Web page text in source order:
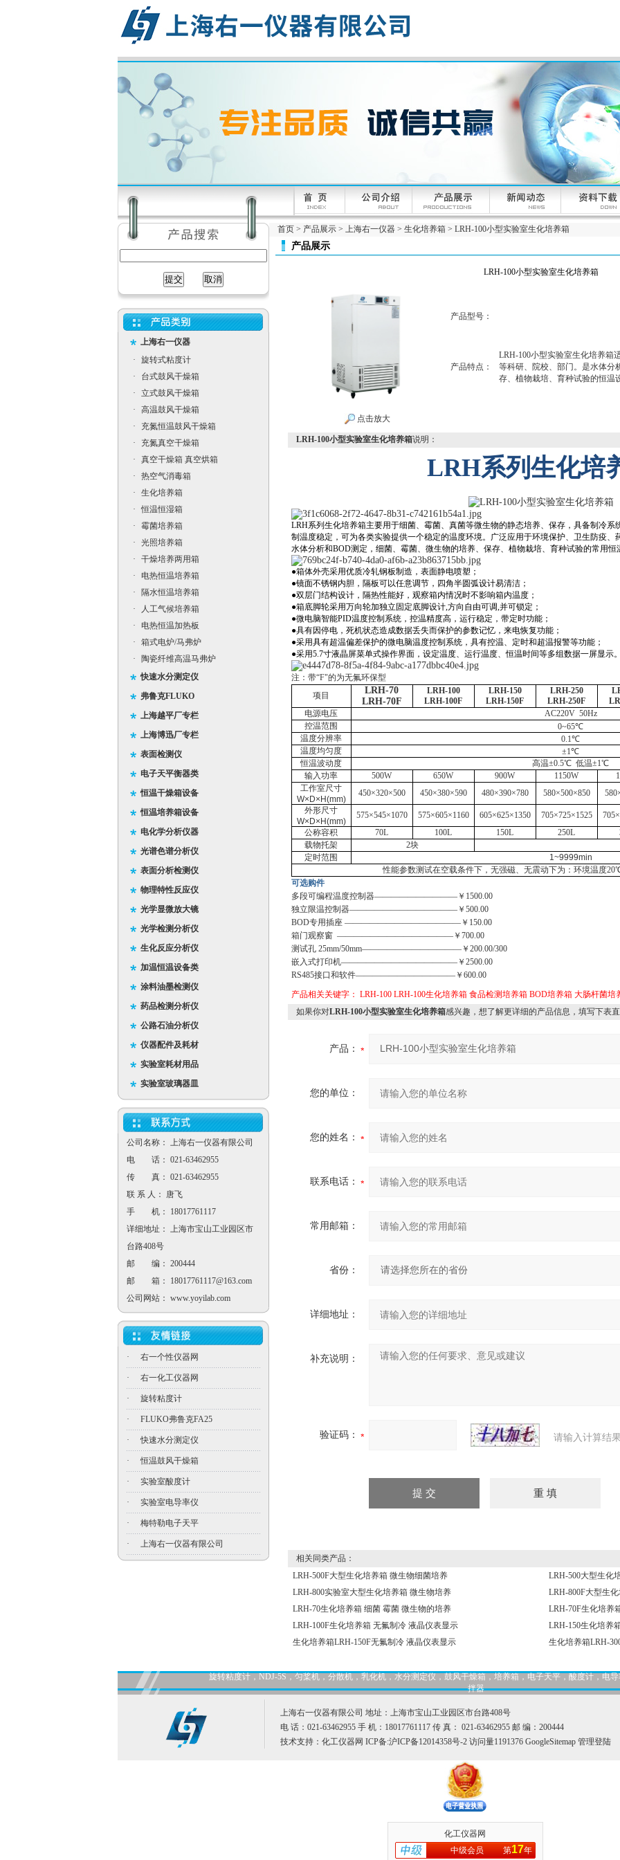
上海右一仪器
·
旋转式粘度计
·
台式鼓风干燥箱
·
立式鼓风干燥箱
·
高温鼓风干燥箱
·
充氮恒温鼓风干燥箱
·
充氮真空干燥箱
·
真空干燥箱 真空烘箱
·
热空气消毒箱
·
生化培养箱
·
恒温恒湿箱
·
霉菌培养箱
·
光照培养箱
·
干燥培养两用箱
·
电热恒温培养箱
·
隔水恒温培养箱
·
人工气候培养箱
·
电热恒温加热板
·
箱式电炉/马弗炉
·
陶瓷纤维高温马弗炉
快速水分测定仪
弗鲁克FLUKO
上海越平厂专栏
上海博迅厂专栏
表面检测仪
电子天平衡器类
恒温干燥箱设备
恒温培养箱设备
电化学分析仪器
光谱色谱分析仪
表面分析检测仪
物理特性反应仪
光学显微放大镜
光学检测分析仪
生化反应分析仪
加温恒温设备类
涂料油墨检测仪
药品检测分析仪
公路石油分析仪
仪器配件及耗材
实验室耗材用品
实验室玻璃器皿
公司名称： 上海右一仪器有限公司
电 话： 021-63462955
传 真： 021-63462955
联 系 人： 唐飞
手 机： 18017761117
详细地址： 上海市宝山工业园区市
台路408号
邮 编： 200444
邮 箱：
18017761117@163.com
公司网站： www.yoyilab.com
· 右一个性仪器网
· 右一化工仪器网
· 旋转粘度计
· FLUKO弗鲁克FA25
· 快速水分测定仪
· 恒温鼓风干燥箱
· 实验室酸度计
· 实验室电导率仪
· 梅特勒电子天平
· 上海右一仪器有限公司
首页 > 产品展示 > 上海右一仪器 > 生化培养箱 > LRH-100小型实验室生化培养箱
产品展示
LRH-100小型实验室生化培养箱
点击放大
产品型号：
产品特点：
LRH-100小型实验室生化培养箱
等科研、院校、部门。是水体分
存、植物栽培、育种试验的恒温
LRH-100小型实验室生化培养箱说明：
LRH系列生化培
LRH系列生化培养箱主要用于细菌、霉菌、真菌等微生物的静态培养、保存，具备制冷
制温度稳定，可为各类实验提供一个稳定的温度环境。广泛应用于环境保护、卫生防疫
水体分析和BOD测定，细菌、霉菌、微生物的培养、保存、植物栽培、育种试验的常用恒
●箱体外壳采用优质冷轧钢板制造，表面静电喷塑；
●镜面不锈钢内胆，隔板可以任意调节，四角半圆弧设计易清洁；
●双层门结构设计，隔热性能好，观察箱内情况时不影响箱内温度；
●箱底脚轮采用万向轮加独立固定底脚设计,方向自由可调,并可锁定；
●微电脑智能PID温度控制系统，控温精度高，运行稳定，带定时功能；
●具有因停电，死机状态造成数据丢失而保护的参数记忆，来电恢复功能；
●采用具有超温偏差保护的微电脑温度控制系统，具有控温、定时和超温报警等功能；
●采用5.7寸液晶屏菜单式操作界面，设定温度、运行温度、恒温时间等多组数据一屏显示。
注：带“F"的为无氟环保型
项目
LRH-70
LRH-70F
LRH-100
LRH-100F
LRH-150
LRH-150F
LRH-250
LRH-250F
电源电压
AC220V 50Hz
控温范围
0~65℃
温度分辨率
0.1℃
温度均匀度
±1℃
恒温波动度
高温±0.5℃ 低温±1℃
输入功率
500W 650W 900W 1150W
工作室尺寸
W×D×H(mm)
450×320×500 450×380×590 480×390×780 580×500×850
外形尺寸
W×D×H(mm)
575×545×1070 575×605×1160 605×625×1350 705×725×1525
公称容积
70L 100L 150L 250L
载物托架
2块
定时范围
1~9999min
性能参数测试在空载条件下，无强磁、无震动下为：环境温度
可选购件
多段可编程温度控制器——————————￥1500.00
独立限温控制器—————————————￥500.00
BOD专用插座 ——————————————￥150.00
箱门观察窗 ——————————————￥700.00
测试孔 25mm/50mm————————————￥200.00/300
嵌入式打印机——————————————￥2500.00
RS485接口和软件————————————￥600.00
产品相关关键字： LRH-100 LRH-100生化培养箱 食品检测培养箱 BOD培养箱 大肠杆菌培
如果你对LRH-100小型实验室生化培养箱感兴趣，想了解更详细的产品信息，填写下表直
产品：
您的单位：
您的姓名：
联系电话：
常用邮箱：
省份：
详细地址：
补充说明：
验证码： 请输入计算结
相关同类产品：
LRH-500F大型生化培养箱 微生物细菌培养
LRH-500大型生化
LRH-800实验室大型生化培养箱 微生物培养
LRH-800F大型生
LRH-70生化培养箱 细菌 霉菌 微生物的培养
LRH-70F生化培养
LRH-100F生化培养箱 无氟制冷 液晶仪表显示
LRH-150生化培养
生化培养箱LRH-150F无氟制冷 液晶仪表显示
生化培养箱LRH-
旋转粘度计，NDJ-5S，匀桨机，分散机，乳化机，水分测定仪，鼓风干燥箱，培养箱，电子天平，酸度计，电
拌器
上海右一仪器有限公司 地址：上海市宝山工业园区市台路408号
电 话：021-63462955 手 机：18017761117 传 真： 021-63462955 邮 编：200444
技术支持： 化工仪器网 ICP备:沪ICP备12014358号-2 访问量1191376 GoogleSitemap 管理登陆
化工仪器网
中级会员
第17年